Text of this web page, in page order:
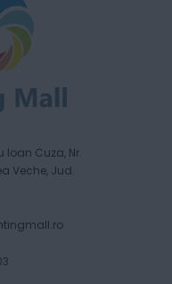
Ioan Cuza, Nr.
Veche, Jud.